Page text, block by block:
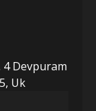
Devpuram
Uk